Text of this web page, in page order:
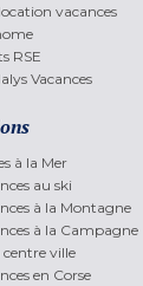
vacances
RSE
Vacances
à la Mer
au ski
à la Montagne
à la Campagne
ville
en Corse